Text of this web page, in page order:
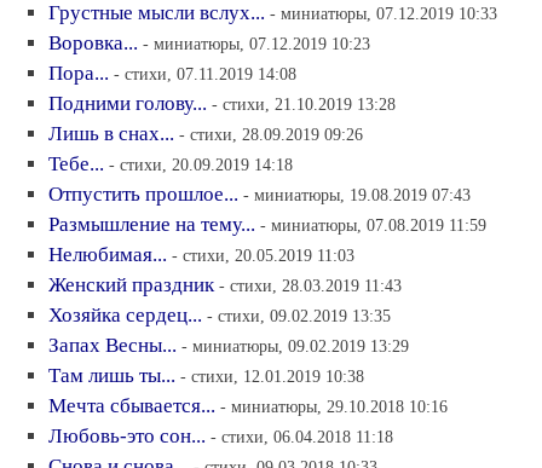
Грустные мысли вслух... - миниатюры, 07.12.2019 10:33
Воровка... - миниатюры, 07.12.2019 10:23
Пора... - стихи, 07.11.2019 14:08
Подними голову... - стихи, 21.10.2019 13:28
Лишь в снах... - стихи, 28.09.2019 09:26
Тебе... - стихи, 20.09.2019 14:18
Отпустить прошлое... - миниатюры, 19.08.2019 07:43
Размышление на тему... - миниатюры, 07.08.2019 11:59
Нелюбимая... - стихи, 20.05.2019 11:03
Женский праздник - стихи, 28.03.2019 11:43
Хозяйка сердец... - стихи, 09.02.2019 13:35
Запах Весны... - миниатюры, 09.02.2019 13:29
Там лишь ты... - стихи, 12.01.2019 10:38
Мечта сбывается... - миниатюры, 29.10.2018 10:16
Любовь-это сон... - стихи, 06.04.2018 11:18